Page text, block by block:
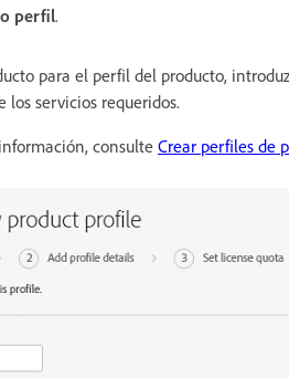
perfil.
para el perfil del producto,
servicios requeridos.
consulte Crear perfiles de